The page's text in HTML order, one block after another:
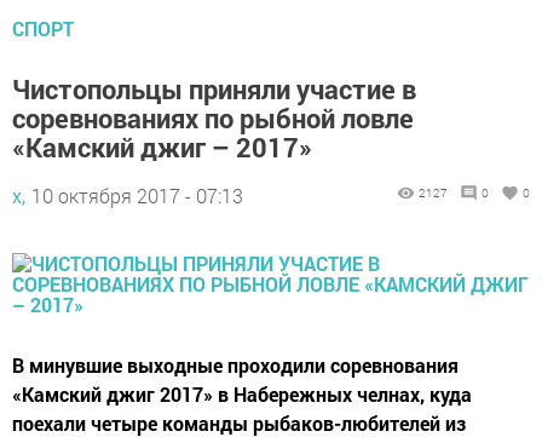
СПОРТ
Чистопольцы приняли участие в
соревнованиях по рыбной ловле
«Камский джиг – 2017»
х, 10 октября 2017 - 07:13 2127 0 0
В минувшие выходные проходили соревнования
«Камский джиг 2017» в Набережных челнах, куда
поехали четыре команды рыбаков-любителей из